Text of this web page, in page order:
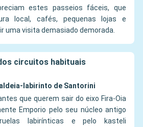
estes passeios fáceis, que
local, cafés, pequenas lojas e
uma visita demasiado demorada.
circuitos habituais
labirinto de Santorini
que querem sair do eixo Fira-Oia
Emporio pelo seu núcleo antigo
labirínticas e pelo kasteli